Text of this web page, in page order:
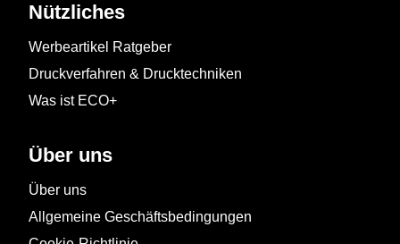
Nützliches
Werbeartikel Ratgeber
Druckverfahren & Drucktechniken
Was ist ECO+
Über uns
Über uns
Allgemeine Geschäftsbedingungen